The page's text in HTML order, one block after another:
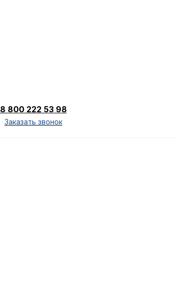
8 800 222 53 98
Заказать звонок